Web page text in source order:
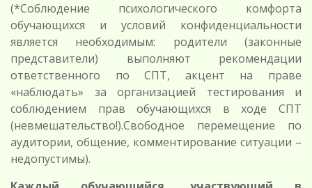
(*Соблюдение психологического комфорта
обучающихся и условий конфиденциальности
является необходимым: родители (законные
представители) выполняют рекомендации
ответственного по СПТ, акцент на праве
«наблюдать» за организацией тестирования и
соблюдением прав обучающихся в ходе СПТ
(невмешательство!).Свободное перемещение по
аудитории, общение, комментирование ситуации –
недопустимы).